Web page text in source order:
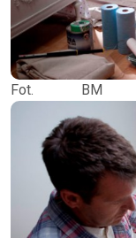
Fot. BM